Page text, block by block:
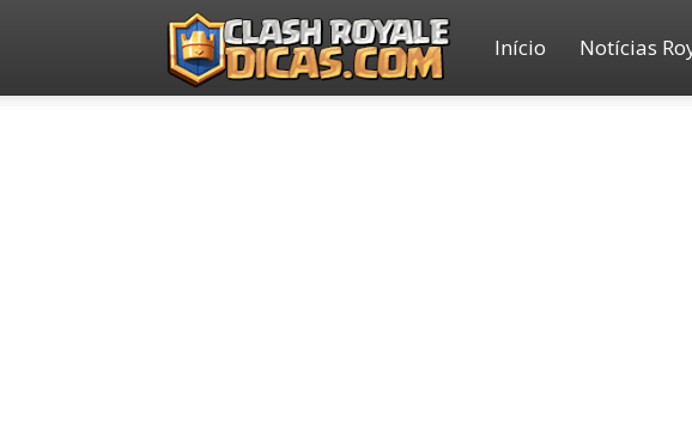
Clash
Início Notícias